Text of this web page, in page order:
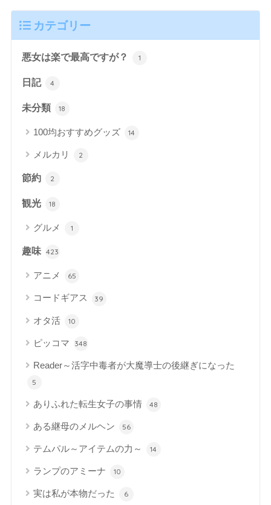
カテゴリー
悪女は楽で最高ですが？ 1
日記 4
未分類 18
100均おすすめグッズ 14
メルカリ 2
節約 2
観光 18
グルメ 1
趣味 423
アニメ 65
コードギアス 39
オタ活 10
ピッコマ 348
Reader～活字中毒者が大魔導士の後継ぎになった
5
ありふれた転生女子の事情 48
ある継母のメルヘン 56
テムパル～アイテムの力～ 14
ランプのアミーナ 10
実は私が本物だった 6